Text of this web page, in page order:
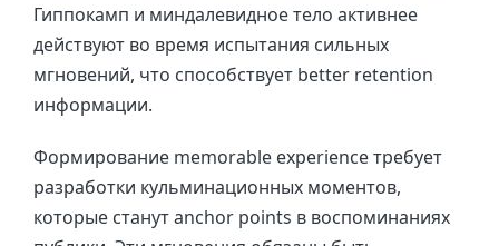
Гиппокамп и миндалевидное тело активнее
действуют во время испытания сильных
мгновений, что способствует better retention
информации.
Формирование memorable experience требует
разработки кульминационных моментов,
которые станут anchor points в воспоминаниях